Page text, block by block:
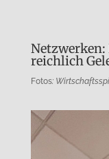
reichlich
Fotos: